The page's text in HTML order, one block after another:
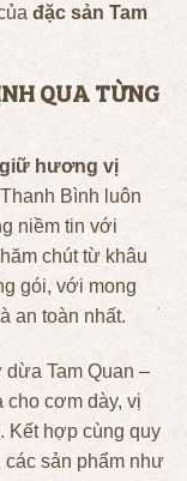
đặc sản Tam
QUA TỪNG
giữ hương vị
Bình luôn
niềm tin với
chút từ khâu
gói, với mong
an toàn nhất.
Tam Quan –
cơm dày, vị
Kết hợp cùng quy
các sản phẩm như